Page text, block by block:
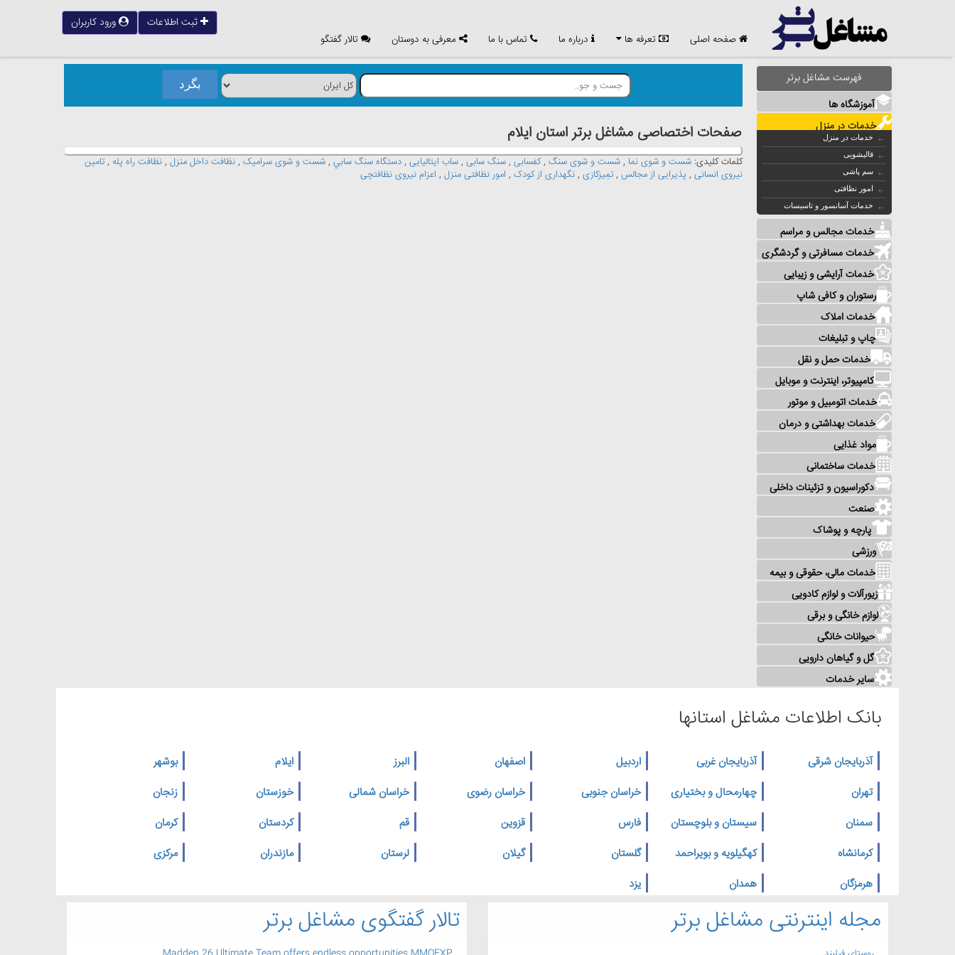
صفحه اصلی تعرفه ها درباره ما تماس با ما معرفی به دوستان تالار گفتگو
ثبت اطلاعات ورود کاربران
فهرست مشاغل برتر
آموزشگاه ها
خدمات در منزل
خدمات در منزل
قالیشویی
سم پاشی
امور نظافتی
خدمات آسانسور و تاسیسات
خدمات مجالس و مراسم
خدمات مسافرتی و گردشگری
خدمات آرایشی و زیبایی
رستوران و کافی شاپ
خدمات املاک
چاپ و تبلیغات
خدمات حمل و نقل
کامپیوتر، اینترنت و موبایل
خدمات اتومبیل و موتور
خدمات بهداشتی و درمان
مواد غذایی
خدمات ساختمانی
دکوراسیون و تزئینات داخلی
صنعت
پارچه و پوشاک
ورزشی
خدمات مالی، حقوقی و بیمه
زیورآلات و لوازم کادویی
لوازم خانگی و برقی
حیوانات خانگی
گل و گیاهان دارویی
سایر خدمات
صفحات اختصاصی مشاغل برتر استان ايلام
کلمات کلیدی: شست و شوی نما , شست و شوی سنگ ,کفسابی , سنگ سابی , ساب ایتالیایی , دستگاه سنگ سابي , شست و شوی سرامیک , نظافت داخل منزل , نظافت راه پله , تامین
نیروی انسانی , پذیرایی از مجالس , تمِيزکازی , نگهداری از کودک , امور نظافتی منزل , اعزام نیروی نظافتچی
بانک اطلاعات مشاغل استانها
آذربایجان شرقی آذربایجان غربی اردبیل اصفهان البرز ایلام
بوشهر
تهران
چهارمحال و بختیاری خراسان جنوبی خراسان رضوی خراسان شمالی خوزستان
زنجان
سمنان
سیستان و بلوچستان فارس قزوین قم کردستان
کرمان
کرمانشاه
کهگیلویه و بویراحمد گلستان گیلان لرستان مازندران
مرکزی
هرمزگان
همدان یزد
تالار گفتگوی مشاغل برتر مجله اینترنتی مشاغل برتر